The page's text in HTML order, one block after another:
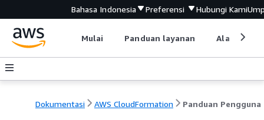
Bahasa Indonesia Preferensi Hubungi Kami
Mulai Panduan layanan Alat
Dokumentasi AWS CloudFormation Panduan Pengguna